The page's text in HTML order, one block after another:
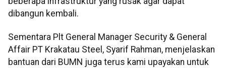
dibangun kembali.
Sementara Plt General Manager Security & General
Affair PT Krakatau Steel, Syarif Rahman, menjelaskan
bantuan dari BUMN juga terus kami upayakan untuk